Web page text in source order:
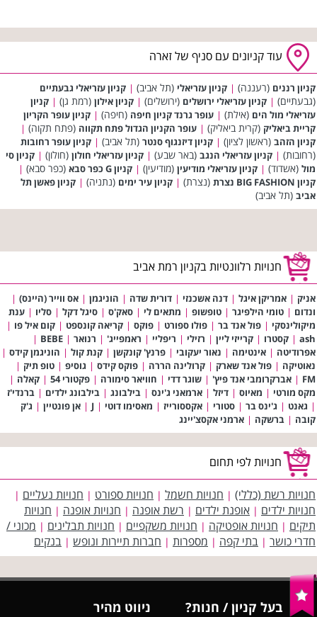
עוד קניונים עם סניף של זארה
קניון רננים (רעננה) | קניון עזריאלי (תל אביב) | קניון עזריאלי גבעתיים
(גבעתיים) | קניון עזריאלי ירושלים (ירושלים) | קניון אילון (רמת גן) | קניון
עזריאלי מול הים (אילת) | עופר גרנד קניון חיפה (חיפה) | קניון עופר הקריון
קריית ביאליק (קרית ביאליק) | עופר הקניון הגדול פתח תקווה (פתח תקוה) |
קניון הזהב (ראשון לציון) | קניון דיזנגוף סנטר (תל אביב) | קניון עופר רחובות
(רחובות) | קניון עזריאלי הנגב (באר שבע) | קניון עזריאלי חולון (חולון) | קניון סי
מול (אשדוד) | קניון עזריאלי מודיעין (מודיעין) | קניון G כפר סבא (כפר סבא) |
קניון BIG FASHION נצרת
(נצרת) | קניון עיר ימים (נתניה) | קניון פאשן תל
אביב (תל אביב)
חנויות רלוונטיות בקניון רמת אביב
אניק | אמריקן איגל | דנה אשכנזי | דורית שדה | הוניגמן | אס ווייר (היינס) |
ונדום | טומי הילפיגר | טופשופ | מתאים לי | סאק'ס | סיגל דקל | סליו | ענת
מיקולינסקי | פול אנד בר | פולו ספורט | פוקס | קריאה קונספט | קום איל פו |
ash
| קסטרו | קרייזי ליין | רזילי | ריפליי | ראמפייג' | רנואר |
BEBE
|
אפרודיטה | אינטימה | נאור יעקובי | פרנץ' קונקשן | קנת קול | הוניגמן קידס |
נאוטיקה | פול אנד שארק | קרולינה הררה | פוקס קידס | גוסיפ | טופ תיק |
FM
| אברקרומבי אנד פיץ' | שוגר דדי | חוויאר סימורה | פקטורי 54 | קאלה |
מקס מורטי | מאיוס | דיזל | ארמאני ג'ינס | בילבונג | בילבונג ילדים | ברנדי'ז
| גאנט | ג'ינס בר | סטורי | אקססורייז | מאסימו דוטי |
J
| אן פונטיין | ג'ק
קובה | ברשקה | ארמני אקסצ'יינג
חנויות לפי תחום
חנויות רשת (כללי) | חנויות חשמל | חנויות ספורט | חנויות נעליים |
חנויות ילדים | אופנת ילדים | רשת אופנה | חנויות אופנה | חנויות
תיקים | חנויות אופטיקה | חנויות משקפיים | חנויות תבלינים | מכוני /
חדרי כושר | בתי קפה | מספרות | חברות תיירות ונופש | בנקים
בעל קניון / חנות?
ניווט מהיר